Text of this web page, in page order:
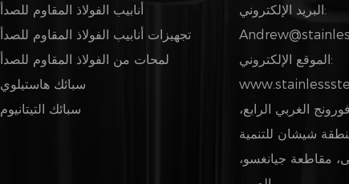
أنابيب الفولاذ المقاوم للصدأ
تجهيزات أنابيب الفولاذ المقاوم للصدأ
لمحات من الفولاذ المقاوم للصدأ
سبائك هاستيلوي
سبائك التيتانيوم
البريد الإلكتروني:
الموقع الإلكتروني:
طريق فورونج الغربي الرابع،
شيشان للتنمية
مقاطعة جيانغسو،